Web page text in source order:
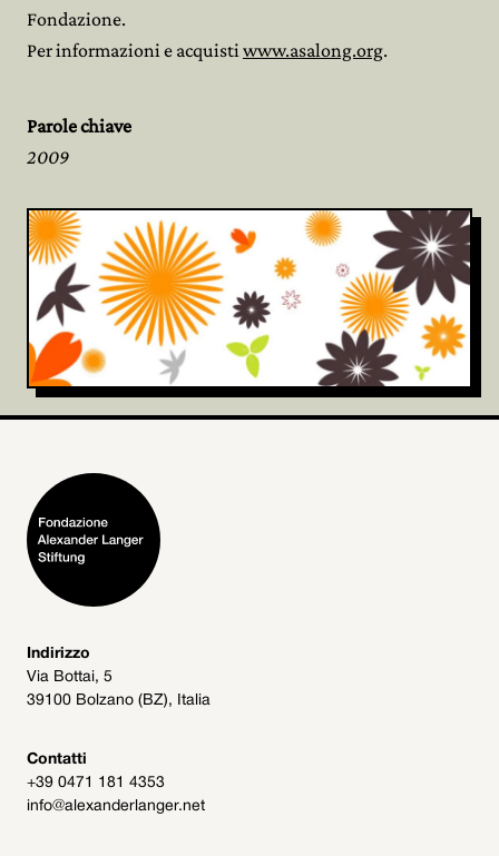
Fondazione.
Per informazioni e acquistiwww.asalong.org.
Parole chiave
2009
Indirizzo
Via Bottai, 5
39100 Bolzano (BZ), Italia
Contatti
+39 0471 181 4353
info@alexanderlanger.net